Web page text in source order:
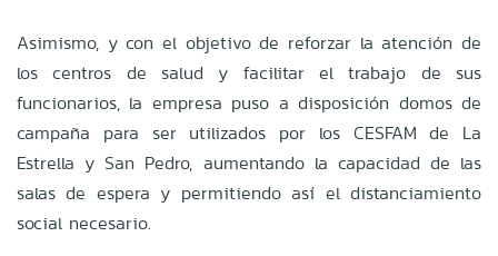
Asimismo, y con el objetivo de reforzar la atención de
los centros de salud y facilitar el trabajo de sus
funcionarios, la empresa puso a disposición domos de
campaña para ser utilizados por los CESFAM de La
Estrella y San Pedro, aumentando la capacidad de las
salas de espera y permitiendo así el distanciamiento
social necesario.